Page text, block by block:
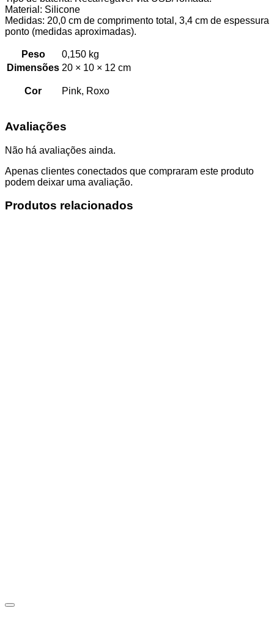
Material: Silicone
Medidas: 20,0 cm de comprimento total, 3,4 cm de espessura
ponto (medidas aproximadas).
Peso
0,150 kg
Dimensões 20 × 10 × 12 cm
Cor Pink, Roxo
Avaliações
Não há avaliações ainda.
Apenas clientes conectados que compraram este produto
podem deixar uma avaliação.
Produtos relacionados